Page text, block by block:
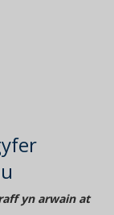
yn arwain at